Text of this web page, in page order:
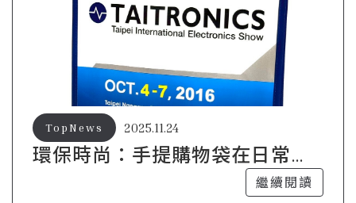
環保時尚：手提購物袋在日常生
2025.11.24
TopNews
繼續閱讀